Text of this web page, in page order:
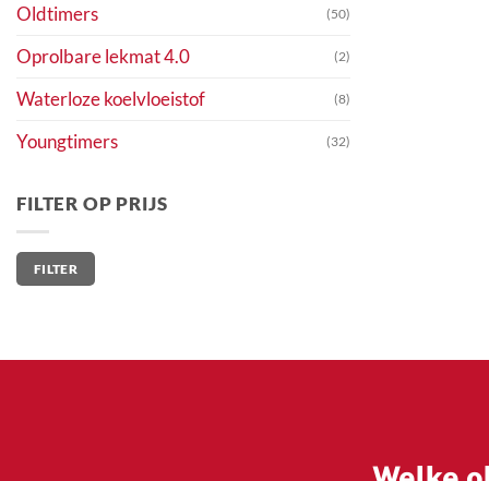
Oldtimers (50)
Oprolbare lekmat 4.0 (2)
Waterloze koelvloeistof (8)
Youngtimers (32)
FILTER OP PRIJS
Min.
prijs
Max.
prijsFILTER